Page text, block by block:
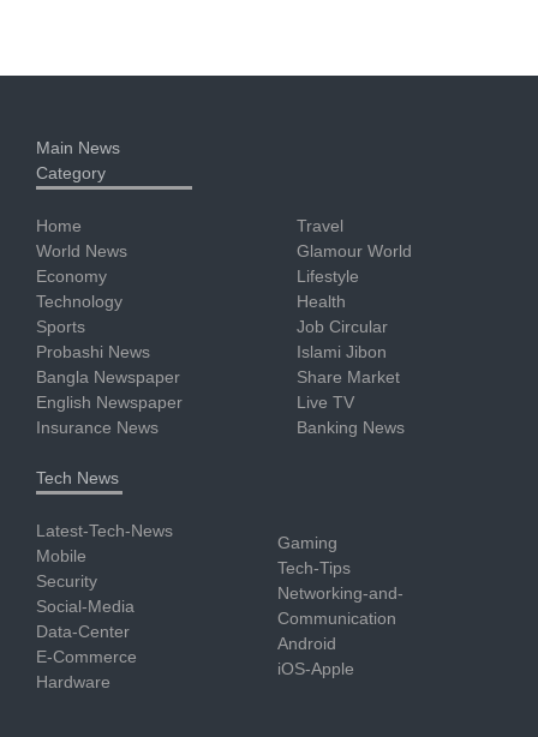
Main News
Category
Home
World News
Economy
Technology
Sports
Probashi News
Bangla Newspaper
English Newspaper
Insurance News
Travel
Glamour World
Lifestyle
Health
Job Circular
Islami Jibon
Share Market
Live TV
Banking News
Tech News
Latest-Tech-News
Mobile
Security
Social-Media
Data-Center
E-Commerce
Hardware
Gaming
Tech-Tips
Networking-and-
Communication
Android
iOS-Apple